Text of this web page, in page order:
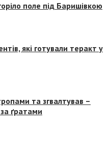
поле під Баришівкою
які готували теракт у
та згвалтував –
ґратами